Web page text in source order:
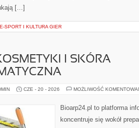
[…]
E-SPORT I KULTURA GIER
I SKÓRA
CZE - 20 - 2026 MOŻLIWOŚĆ
Bioarp24.pl to platforma
koncentruje się wokół